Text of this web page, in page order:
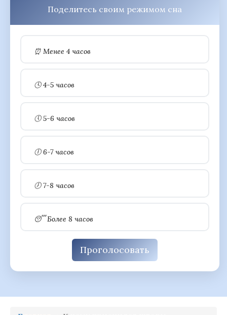
Поделитесь своим режимом сна
⏰ Менее 4 часов
🕓 4-5 часов
🕔 5-6 часов
🕕 6-7 часов
🕖 7-8 часов
😴 Более 8 часов
Проголосовать